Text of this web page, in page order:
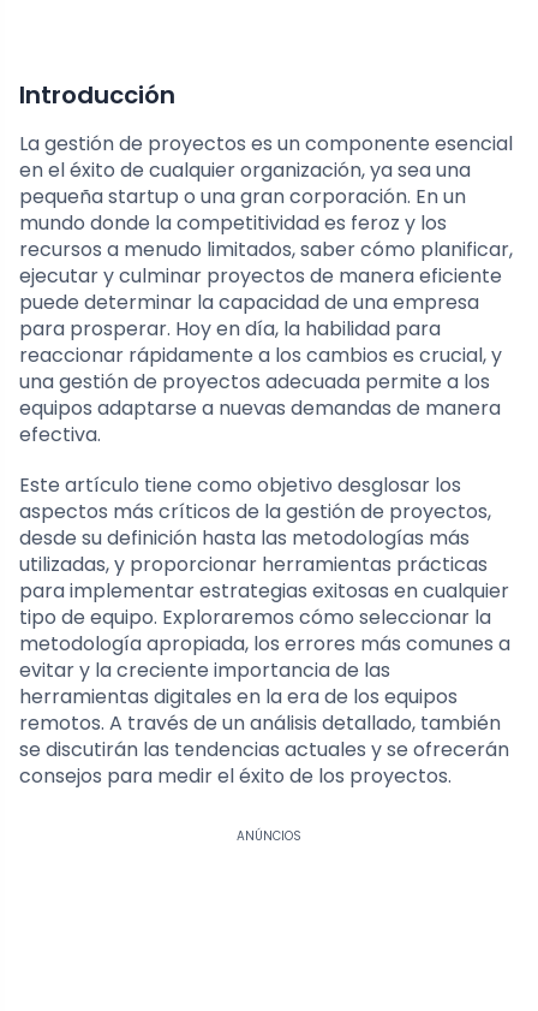
Introducción
La gestión de proyectos es un componente esencial
en el éxito de cualquier organización, ya sea una
pequeña startup o una gran corporación. En un
mundo donde la competitividad es feroz y los
recursos a menudo limitados, saber cómo planificar,
ejecutar y culminar proyectos de manera eficiente
puede determinar la capacidad de una empresa
para prosperar. Hoy en día, la habilidad para
reaccionar rápidamente a los cambios es crucial, y
una gestión de proyectos adecuada permite a los
equipos adaptarse a nuevas demandas de manera
efectiva.
Este artículo tiene como objetivo desglosar los
aspectos más críticos de la gestión de proyectos,
desde su definición hasta las metodologías más
utilizadas, y proporcionar herramientas prácticas
para implementar estrategias exitosas en cualquier
tipo de equipo. Exploraremos cómo seleccionar la
metodología apropiada, los errores más comunes a
evitar y la creciente importancia de las
herramientas digitales en la era de los equipos
remotos. A través de un análisis detallado, también
se discutirán las tendencias actuales y se ofrecerán
consejos para medir el éxito de los proyectos.
ANÚNCIOS